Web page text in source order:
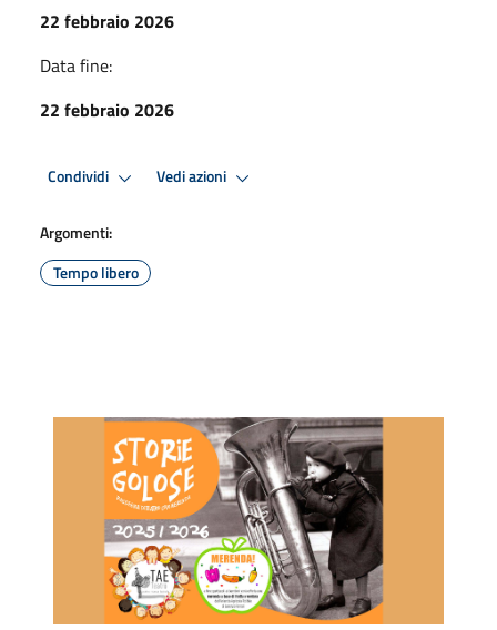
22 febbraio 2026
Data fine:
22 febbraio 2026
Condividi Vedi azioni
Argomenti:
Tempo libero